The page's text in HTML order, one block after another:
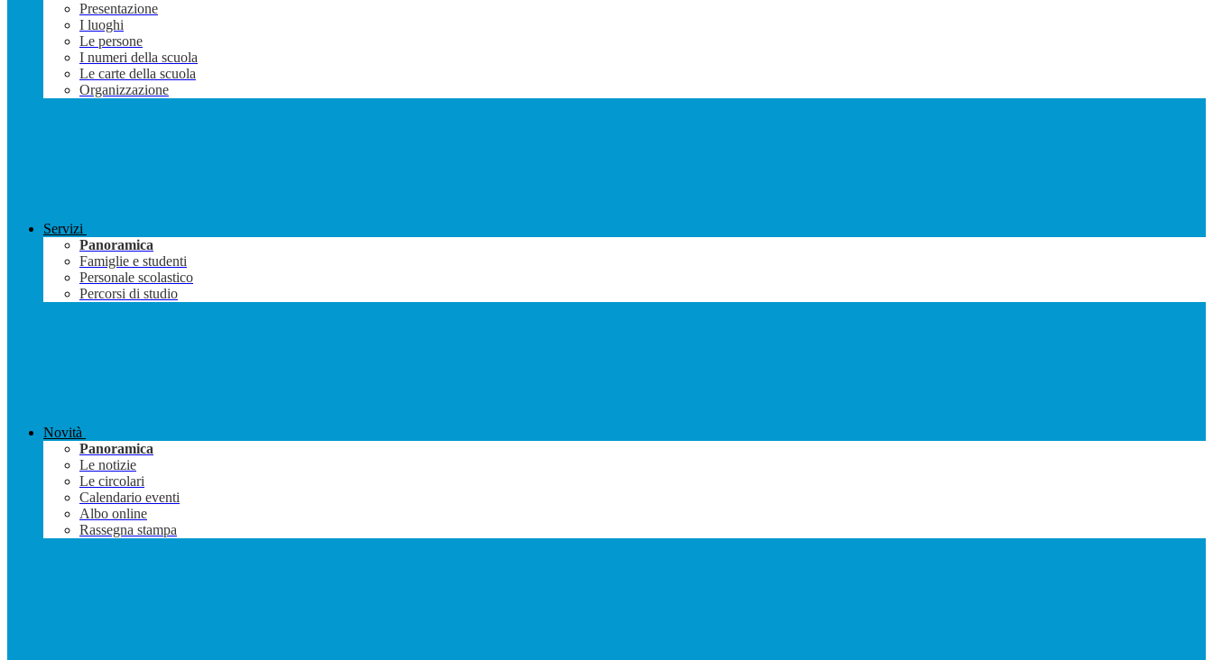
Presentazione
I luoghi
Le persone
I numeri della scuola
Le carte della scuola
Organizzazione
Servizi
Panoramica
Famiglie e studenti
Personale scolastico
Percorsi di studio
Novità
Panoramica
Le notizie
Le circolari
Calendario eventi
Albo online
Rassegna stampa